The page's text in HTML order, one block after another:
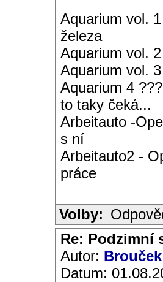
Aquarium vol.
železa
Aquarium vol.
Aquarium vol.
Aquarium 4
to taky čeká...
Arbeitauto -
s ní
Arbeitauto2 -
práce
Volby:
Re: Podzimní
Autor: Brouček
Datum: